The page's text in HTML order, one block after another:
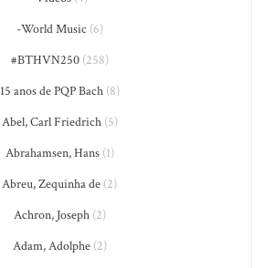
-World Music (6)
#BTHVN250(258)
15 anos de PQP Bach(8)
Abel, Carl Friedrich(5)
Abrahamsen, Hans(1)
Abreu, Zequinha de (2)
Achron, Joseph(2)
Adam, Adolphe(2)